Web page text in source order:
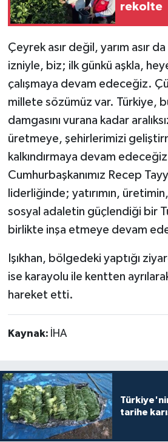
rekolte
Çeyrek asır değil, yarım asır
izniyle, biz; ilk günkü aşkla,
çalışmaya devam edeceğiz.
millete sözümüz var. Türkiye,
damgasını vurana kadar
üretmeye, şehirlerimizi
kalkındırmaya devam
Cumhurbaşkanımız Recep
liderliğinde; yatırımın,
sosyal adaletin güçlendiği bir
birlikte inşa etmeye devam
Işıkhan, bölgedeki yaptığı
ise karayolu ile kentten
hareket etti.
Kaynak: İHA
tarihe